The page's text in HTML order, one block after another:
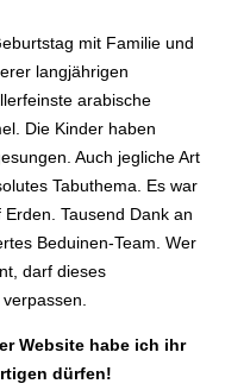
mit Familie und
langjährigen
arabische
Die Kinder haben
Auch jegliche Art
Tabuthema. Es war
Tausend Dank an
Beduinen-Team. Wer
darf dieses
Website habe ich ihr
dürfen!